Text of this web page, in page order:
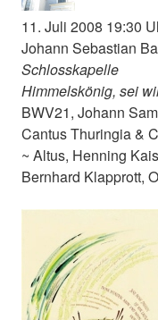
11. Juli 2008 19:30
Johann Sebastian
Schlosskapelle
Himmelskönig, sei
BWV21, Johann
Cantus Thuringia &
~ Altus, Henning
Bernhard Klapprott,